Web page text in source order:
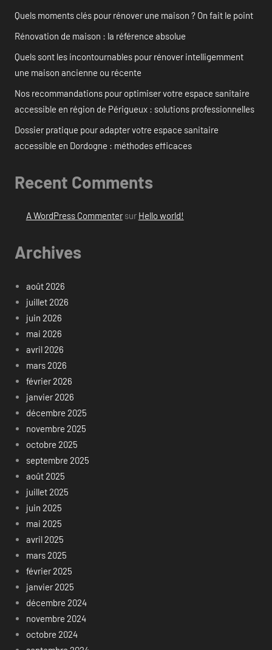
Quels moments clés pour rénover une maison ? On fait le point
Rénovation de maison : la référence absolue
Quels sont les incontournables pour rénover intelligemment
une maison ancienne ou récente
Nos recommandations pour optimiser votre espace sanitaire
accessible en région de Périgueux : solutions professionnelles
Dossier pratique pour adapter votre espace sanitaire
accessible en Dordogne : méthodes efficaces
Recent Comments
A WordPress Commentersur Hello world!
Archives
août 2026
juillet 2026
juin 2026
mai 2026
avril 2026
mars 2026
février 2026
janvier 2026
décembre 2025
novembre 2025
octobre 2025
septembre 2025
août 2025
juillet 2025
juin 2025
mai 2025
avril 2025
mars 2025
février 2025
janvier 2025
décembre 2024
novembre 2024
octobre 2024